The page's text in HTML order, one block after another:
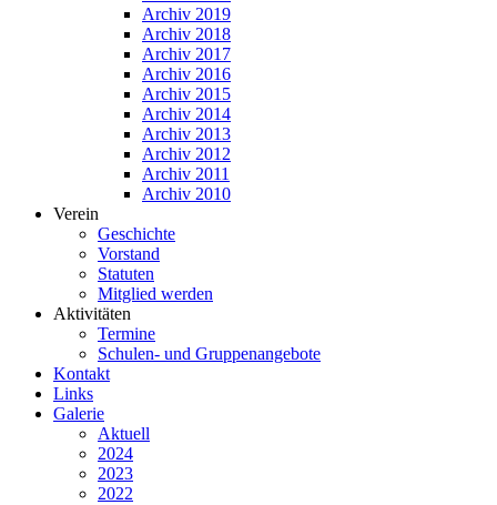
Archiv 2019
Archiv 2018
Archiv 2017
Archiv 2016
Archiv 2015
Archiv 2014
Archiv 2013
Archiv 2012
Archiv 2011
Archiv 2010
Verein
Geschichte
Vorstand
Statuten
Mitglied werden
Aktivitäten
Termine
Schulen- und Gruppenangebote
Kontakt
Links
Galerie
Aktuell
2024
2023
2022